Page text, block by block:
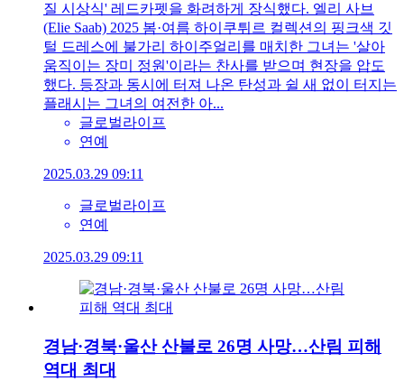
질 시상식' 레드카펫을 화려하게 장식했다. 엘리 사브
(Elie Saab) 2025 봄·여름 하이쿠튀르 컬렉션의 핑크색 깃
털 드레스에 불가리 하이주얼리를 매치한 그녀는 '살아
움직이는 장미 정원'이라는 찬사를 받으며 현장을 압도
했다. 등장과 동시에 터져 나온 탄성과 쉴 새 없이 터지는
플래시는 그녀의 여전한 아...
글로벌라이프
연예
2025.03.29 09:11
글로벌라이프
연예
2025.03.29 09:11
경남·경북·울산 산불로 26명 사망…산림 피해
역대 최대